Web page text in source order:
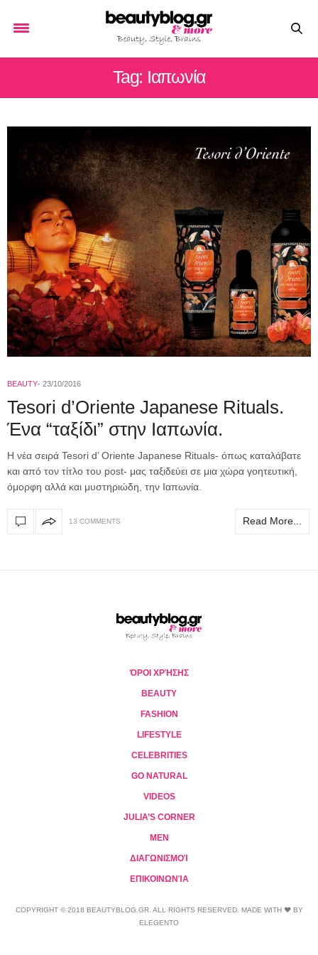
Tag: Ιαπωνία
BEAUTY 23/10/2016
Tesori d’Oriente Japanese Rituals.
Ένα “ταξίδι” στην Ιαπωνία.
Η νέα σειρά Tesori d’ Oriente Japanese Rituals- όπως καταλάβατε
και από τον τίτλο του post- μας ταξιδεύει σε μια χώρα γοητευτική,
όμορφη αλλά και μυστηριώδη, την Ιαπωνία.
13 COMMENTS Read More...
ΌΡΟΙ ΧΡΉΣΗΣ
BEAUTY
FASHION
LIFESTYLE
CELEBRITIES
GO NATURAL
VIDEOS
JULIA’S CORNER
MEN
ΔΙΑΓΩΝΙΣΜΟΊ
ΕΠΙΚΟΙΝΩΝΊΑ
COPYRIGHT © 2018 BEAUTYBLOG.GR. ALL RIGHTS RESERVED. MADE WITH ❤ BY
ELEGENTO